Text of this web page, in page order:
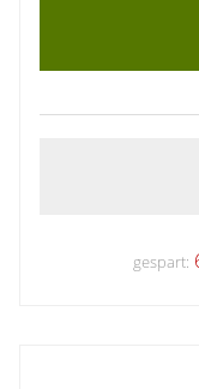
gespart: